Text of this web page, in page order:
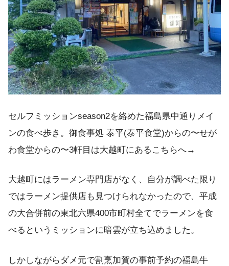
セルフミッションseason2を絡めた福島県中通りメイ
ンの食べ歩き。御食事処 泰平(泰平食堂)からの〜せが
わ食堂からの〜3軒目は大越町にあるこちらへ→
大越町にはラーメン専門店がなく、自分が調べた限り
ではラーメン提供店も見つけられなかったので、平成
の大合併前の東北六県400市町村全てでラーメンを食
べるというミッションに暗雲が立ち込めました。
しかしながらダメ元で割烹加賀の事前予約の福島牛